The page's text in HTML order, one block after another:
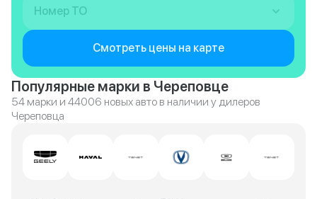
Номер ТО
Смотреть цены на карте
Популярные марки в Череповце
54 марки и 44006 новых авто в наличии у дилеров
Череповца